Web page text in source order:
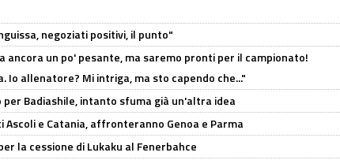
negoziati positivi, il punto"
ancora un po' pesante, ma saremo pronti per il campionato!
Io allenatore? Mi intriga, ma sto capendo che..."
Badiashile, intanto sfuma già un'altra idea
Ascoli e Catania, affronteranno Genoa e Parma
la cessione di Lukaku al Fenerbahce